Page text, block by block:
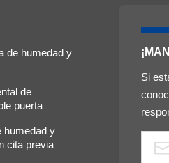
de humedad y
de
puerta
humedad y
cita previa
Si